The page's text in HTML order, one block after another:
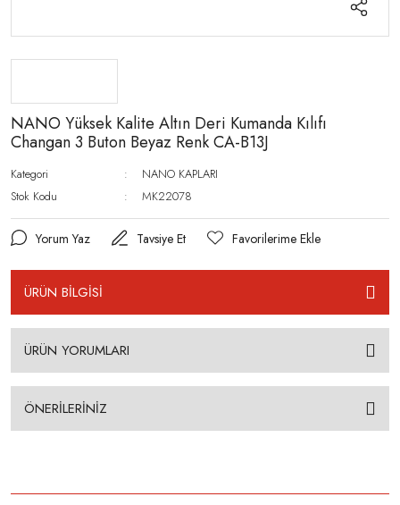
NANO Yüksek Kalite Altın Deri Kumanda Kılıfı
Changan 3 Buton Beyaz Renk CA-B13J
Kategori
NANO KAPLARI
Stok Kodu
MK22078
Yorum Yaz Tavsiye Et
ÜRÜN BİLGİSİ
ÜRÜN YORUMLARI
ÖNERİLERİNİZ